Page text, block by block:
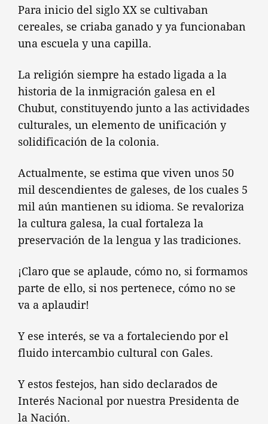
Para inicio del siglo XX se cultivaban
cereales, se criaba ganado y ya funcionaban
una escuela y una capilla.
La religión siempre ha estado ligada a la
historia de la inmigración galesa en el
Chubut, constituyendo junto a las actividades
culturales, un elemento de unificación y
solidificación de la colonia.
Actualmente, se estima que viven unos 50
mil descendientes de galeses, de los cuales 5
mil aún mantienen su idioma. Se revaloriza
la cultura galesa, la cual fortaleza la
preservación de la lengua y las tradiciones.
¡Claro que se aplaude, cómo no, si formamos
parte de ello, si nos pertenece, cómo no se
va a aplaudir!
Y ese interés, se va a fortaleciendo por el
fluido intercambio cultural con Gales.
Y estos festejos, han sido declarados de
Interés Nacional por nuestra Presidenta de
la Nación.